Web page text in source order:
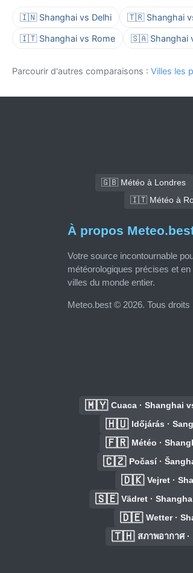
🇮🇳 Shanghai vs Delhi 🇹🇷 Shanghai
🇮🇹 Shanghai vs Rome 🇸🇦 Shanghai
Parcourir d'autres comparaisons : Villes les
🇬🇧 Météo à Londres
🇮🇹 Météo à
À propos
Votre source incontournable
météorologiques précises et
villes du monde entier.
Meteo.best © 2026. Tous droits
🇲🇾 Cuaca · Shanghai
🇭🇺 Időjárás ·
🇫🇷 Météo ·
🇨🇿 Počasí ·
🇩🇰 Vejret ·
🇸🇪 Vädret ·
🇩🇪 Wetter ·
🇹🇭 สภาพอากาศ ·